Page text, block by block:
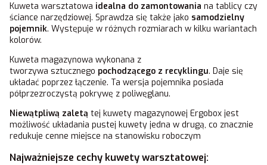
Kuweta warsztatowa idealna do zamontowania na tablicy czy
ściance narzędziowej. Sprawdza się także jako samodzielny
pojemnik. Występuje w różnych rozmiarach w kilku wariantach
kolorów.
Kuweta magazynowa wykonana z
tworzywa sztucznego pochodzącego z recyklingu. Daje się
układać poprzez łączenie. Ta wersja pojemnika posiada
półprzezroczystą pokrywę z poliwęglanu.
Niewątpliwą zaletą tej kuwety magazynowej Ergobox jest
możliwość układania pustej kuwety jedna w drugą, co znacznie
redukuje cenne miejsce na stanowisku roboczym
Najważniejsze cechy kuwety warsztatowej: